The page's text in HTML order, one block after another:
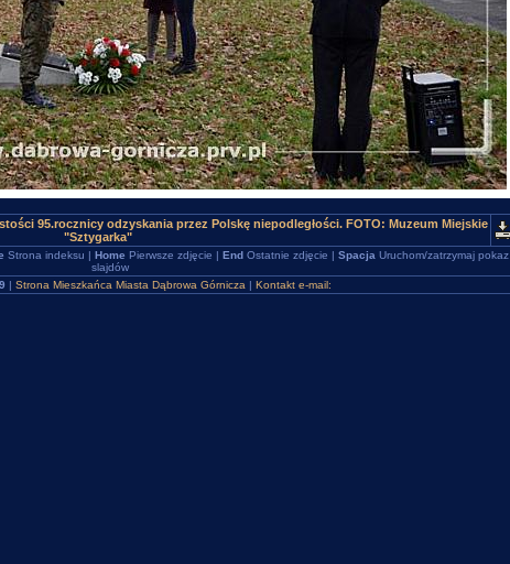
95.rocznicy odzyskania przez Polskę niepodległości. FOTO: Muzeum Miejskie
"Sztygarka"
Strona indeksu | Home Pierwsze zdjęcie | EndOstatnie zdjęcie | Spacja Uruchom/zatrzymaj pokaz
slajdów
9 | Strona Mieszkańca Miasta Dąbrowa Górnicza | Kontakt e-mail: